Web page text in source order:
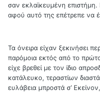
σαν εκλαϊκευμένη επιστήμη.
αφού αυτό της επέτρεπε να
Τα όνειρα είχαν ξεκινήσει
παρόμοια εκτός από το
είχε βρεθεί με τον ίδιο
κατάλευκο, τεραστίων
ευλάβεια μπροστά σ’